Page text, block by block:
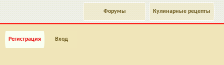
Кулинарные рецепты
Форумы
Регистрация Вход